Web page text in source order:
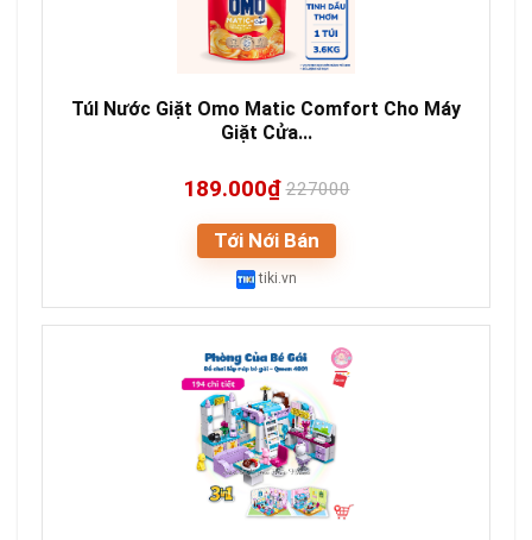
TúI Nước Giặt Omo Matic Comfort Cho Máy
Giặt Cửa...
189.000₫ 227000
Tới Nới Bán
tiki.vn